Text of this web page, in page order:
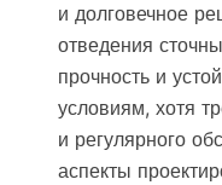
и долговечное
отведения
прочность и
условиям, хотя
и регулярного
аспекты